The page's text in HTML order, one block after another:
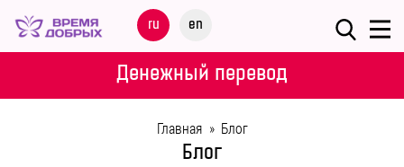
ru en
Меню
Денежный перевод
Главная » Блог
Блог